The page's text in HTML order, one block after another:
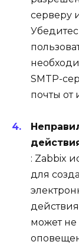
серверу
SMTP-
почты
: Zabbix
для
может